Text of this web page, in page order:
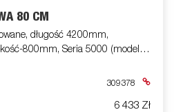
80 CM
długość 4200mm,
800mm, Seria 5000 (model
309378
6 433 Zł